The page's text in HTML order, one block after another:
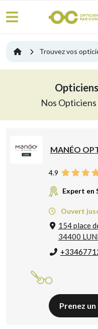
Trouvez vos
Nos
MANÉO
4.9
Expert en
Ouvert
154 place
34400
Prenez